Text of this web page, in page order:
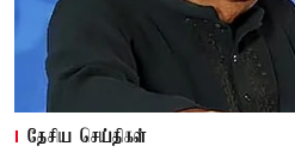
தேசிய செய்திகள்